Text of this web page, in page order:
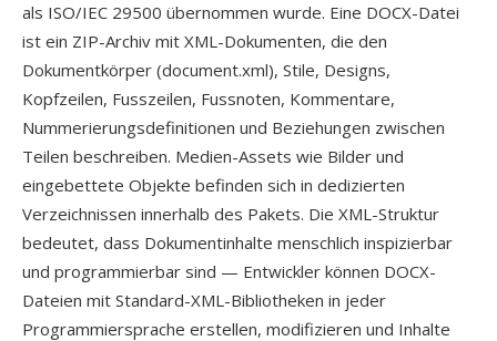
als ISO/IEC 29500 übernommen wurde. Eine DOCX-Datei
ist ein ZIP-Archiv mit XML-Dokumenten, die den
Dokumentkörper (document.xml), Stile, Designs,
Kopfzeilen, Fusszeilen, Fussnoten, Kommentare,
Nummerierungsdefinitionen und Beziehungen zwischen
Teilen beschreiben. Medien-Assets wie Bilder und
eingebettete Objekte befinden sich in dedizierten
Verzeichnissen innerhalb des Pakets. Die XML-Struktur
bedeutet, dass Dokumentinhalte menschlich inspizierbar
und programmierbar sind — Entwickler können DOCX-
Dateien mit Standard-XML-Bibliotheken in jeder
Programmiersprache erstellen, modifizieren und Inhalte